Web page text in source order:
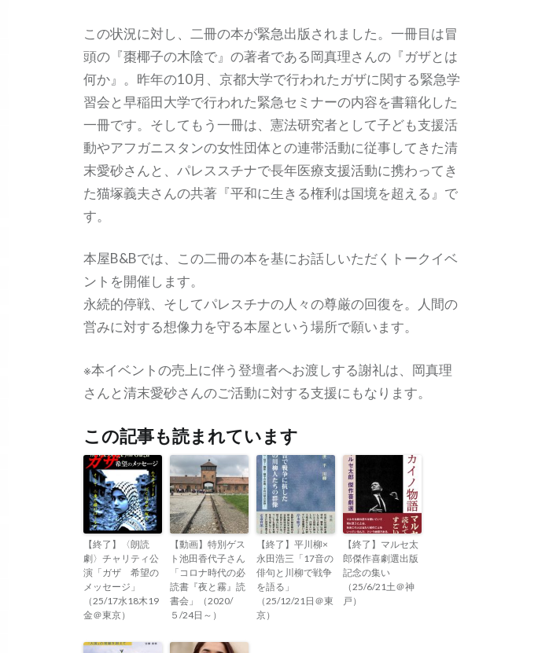
この状況に対し、二冊の本が緊急出版されました。一冊目は冒
頭の『棗椰子の木陰で』の著者である岡真理さんの『ガザとは
何か』。昨年の10月、京都大学で行われたガザに関する緊急学
習会と早稲田大学で行われた緊急セミナーの内容を書籍化した
一冊です。そしてもう一冊は、憲法研究者として子ども支援活
動やアフガニスタンの女性団体との連帯活動に従事してきた清
末愛砂さんと、パレススチナで長年医療支援活動に携わってき
た猫塚義夫さんの共著『平和に生きる権利は国境を超える』で
す。
本屋B&Bでは、この二冊の本を基にお話しいただくトークイベ
ントを開催します。
永続的停戦、そしてパレスチナの人々の尊厳の回復を。人間の
営みに対する想像力を守る本屋という場所で願います。
※本イベントの売上に伴う登壇者へお渡しする謝礼は、岡真理
さんと清末愛砂さんのご活動に対する支援にもなります。
この記事も読まれています
【終了】〈朗読
劇〉チャリティ公
演「ガザ 希望の
メッセージ」
（25/17水18木19
金＠東京）
【動画】特別ゲス
ト池田香代子さん
「コロナ時代の必
読書『夜と霧』読
書会」（2020/
５/24日～）
【終了】平川柳×
永田浩三「17音の
俳句と川柳で戦争
を語る」
（25/12/21日＠東
京）
【終了】マルセ太
郎傑作喜劇選出版
記念の集い
（25/6/21土＠神
戸）